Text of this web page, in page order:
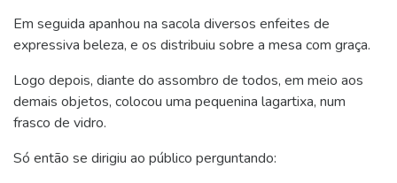
Em seguida apanhou na sacola diversos enfeites de
expressiva beleza, e os distribuiu sobre a mesa com graça.
Logo depois, diante do assombro de todos, em meio aos
demais objetos, colocou uma pequenina lagartixa, num
frasco de vidro.
Só então se dirigiu ao público perguntando: